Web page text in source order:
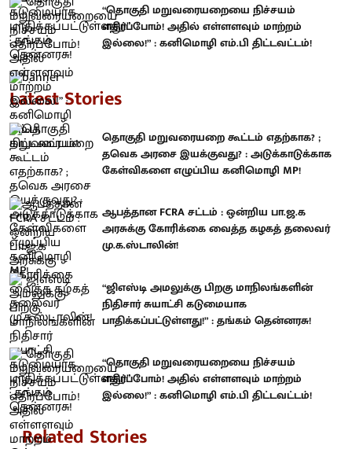
“தொகுதி மறுவரையறையை நிச்சயம்
எதிர்ப்போம்! அதில் எள்ளளவும் மாற்றம்
இல்லை!” : கனிமொழி எம்.பி திட்டவட்டம்!
Latest Stories
தொகுதி மறுவரையறை கூட்டம் எதற்காக? ;
தவெக அரசை இயக்குவது? : அடுக்காடுக்காக
கேள்விகளை எழுப்பிய கனிமொழி MP!
ஆபத்தான FCRA சட்டம் : ஒன்றிய பா.ஜ.க
அரசுக்கு கோரிக்கை வைத்த கழகத் தலைவர்
மு.க.ஸ்டாலின்!
“ஜிஎஸ்டி அமலுக்கு பிறகு மாநிலங்களின்
நிதிசார் சுயாட்சி கடுமையாக
பாதிக்கப்பட்டுள்ளது!” : தங்கம் தென்னரசு!
“தொகுதி மறுவரையறையை நிச்சயம்
எதிர்ப்போம்! அதில் எள்ளளவும் மாற்றம்
இல்லை!” : கனிமொழி எம்.பி திட்டவட்டம்!
Related Stories